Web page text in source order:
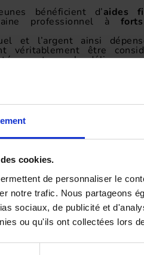
cookies.
de personnaliser le
notre trafic. Nous partageons
sociaux, de publicité et
ou qu'ils ont collectées lors
bénéficient d’aides
professionnel à
et l’argent ainsi
véritablement être
que la délivrance
projet
(une moyenne de
à 8000 euros en avion).
rassurer ses parents
ça n’a pas de prix !
plus jeune age, Jean-Marc a
ses années «Lycée».